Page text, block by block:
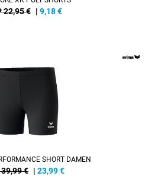
22,95 € | 9,18€
SHORT DAMEN
39,99 € | 23,99€